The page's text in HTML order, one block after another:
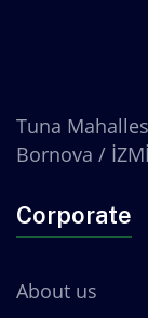
Tuna
Bornova /
Corporate
About us